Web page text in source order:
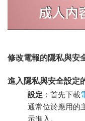
修改電報的隱私與安
進入隱私與安全設定
設定 ：首先下載
通常位於應用的
示進入。